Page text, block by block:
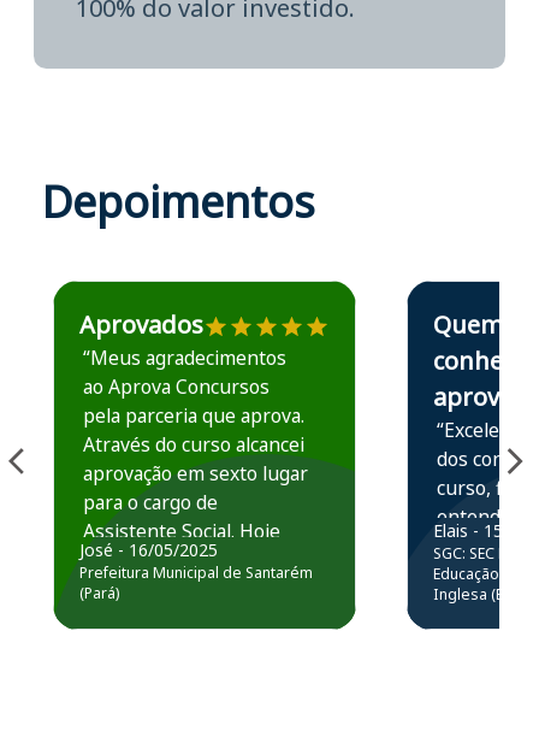
100% do valor investido.
Depoimentos
Estudante José recomenda o Aprova Concursos em
Aprovados
“Meus agradecimentos
ao Aprova Concursos
pela parceria que aprova.
Através do curso alcancei
aprovação em sexto lugar
para o cargo de
Assistente Social. Hoje
estou atuando na
Prefeitura de Santarém.
José - 16/05/2025
Prefeitura Municipal de Santarém
(Pará)
Estudante Elais
Quem
conhece,
aprova
“Excelente
dos
curso,
entender e
prática
resolução
questões.”
Elais - 15/07/
SGC: SEC BA
Educação
Inglesa (Edital